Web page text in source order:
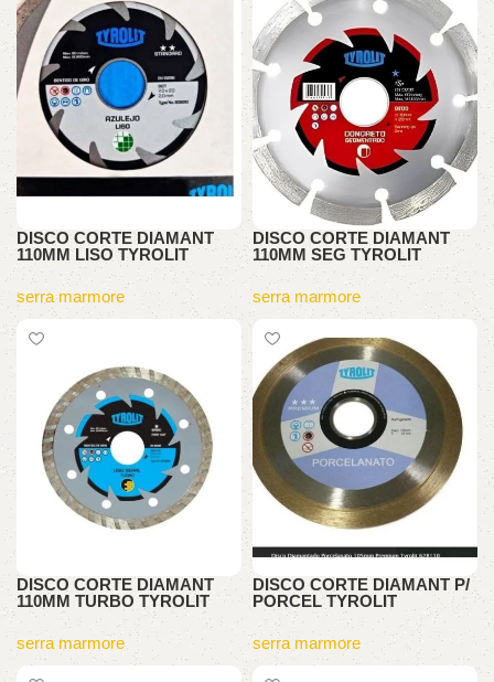
DISCO CORTE DIAMANT
110MM LISO TYROLIT
serra marmore
DISCO CORTE DIAMANT
110MM SEG TYROLIT
serra marmore
DISCO CORTE DIAMANT
110MM TURBO TYROLIT
serra marmore
DISCO CORTE DIAMANT P/
PORCEL TYROLIT
serra marmore